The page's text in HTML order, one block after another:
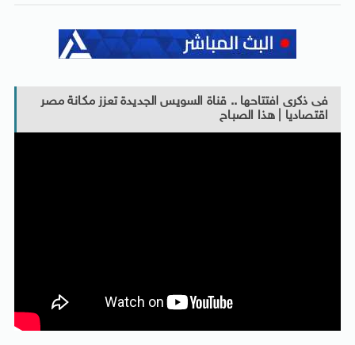
فى ذكرى افتتاحها .. قناة السويس الجديدة تعزز مكانة مصر
اقتصاديا | هذا الصباح